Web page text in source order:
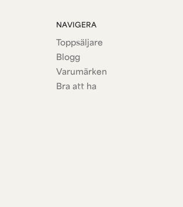
NAVIGERA
Toppsäljare
Blogg
Varumärken
Bra att ha